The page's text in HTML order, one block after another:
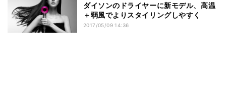
ダイソンのドライヤーに新モデル、高温
＋弱風でよりスタイリングしやすく
2017/05/09 14:36